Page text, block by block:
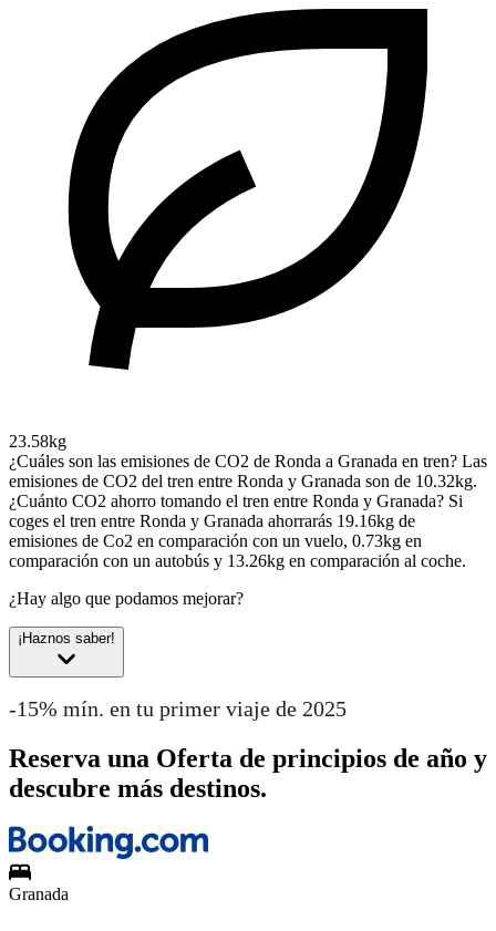
23.58kg
¿Cuáles son las emisiones de CO2 de Ronda a Granada en tren? Las
emisiones de CO2 del tren entre Ronda y Granada son de 10.32kg.
¿Cuánto CO2 ahorro tomando el tren entre Ronda y Granada? Si
coges el tren entre Ronda y Granada ahorrarás 19.16kg de
emisiones de Co2 en comparación con un vuelo, 0.73kg en
comparación con un autobús y 13.26kg en comparación al coche.
¿Hay algo que podamos mejorar?
¡Haznos saber!
-15% mín. en tu primer viaje de 2025
Reserva una Oferta de principios de año y
descubre más destinos.
Granada